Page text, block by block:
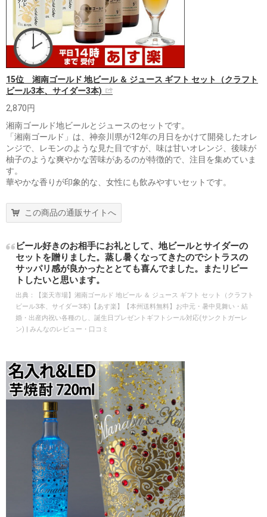
15位 湘南ゴールド 地ビール ＆ ジュース ギフト セット（クラフト
ビール3本、サイダー3本)
2,870円
湘南ゴールド地ビールとジュースのセットです。
「湘南ゴールド」は、神奈川県が12年の月日をかけて開発したオレ
ンジで、レモンのような見た目ですが、味は甘いオレンジ、後味が
柚子のような爽やかな苦味があるのが特徴的で、注目を集めていま
す。
華やかな香りが印象的な、女性にも飲みやすいセットです。
この商品の通販サイトへ
ビール好きのお相手にお礼として、地ビールとサイダーの
セットを贈りました。蒸し暑くなってきたのでシトラスの
サッパリ感が良かったととても喜んでました。またリピー
トしたいと思います。
出典：
【楽天市場】湘南ゴールド 地ビール ＆ ジュース ギフト セット（クラフト
ビール3本、サイダー3本)【あす楽】【本州送料無料】お中元・暑中見舞い・結
婚・出産内祝い各種のし、誕生日プレゼントギフトシール対応(サンクトガーレ
ン) | みんなのレビュー・口コミ